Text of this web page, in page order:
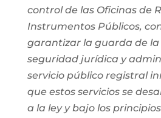
control de las Oficinas de
Instrumentos Públicos,
garantizar la guarda de la
seguridad jurídica y
servicio público registral
que estos servicios se
a la ley y bajo los